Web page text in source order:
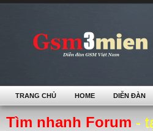
Tìm nhanh Forum -
TRANG CHỦ HOME DIỄN ĐÀN